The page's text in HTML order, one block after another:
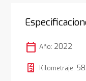
calendar_today Año: 2022
Kilometraje: